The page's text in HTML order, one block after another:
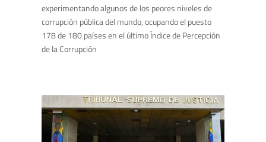
experimentando algunos de los peores niveles de
corrupción pública del mundo, ocupando el puesto
178 de 180 países en el último Índice de Percepción
de la Corrupción